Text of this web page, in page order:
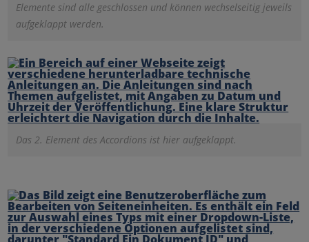
Elemente sind alle geschlossen und können wechselseitig jeweils
aufgeklappt werden.
Das 2. Element des Accordions ist hier aufgeklappt.